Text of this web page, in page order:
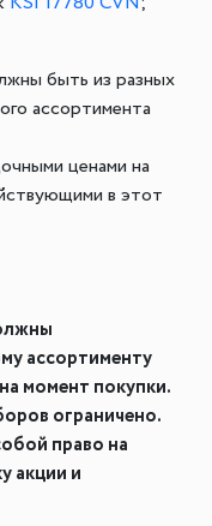
быть из разных
ассортимента
ценами на
в этот
ассортименту
момент покупки.
ограничено.
право на
акции и